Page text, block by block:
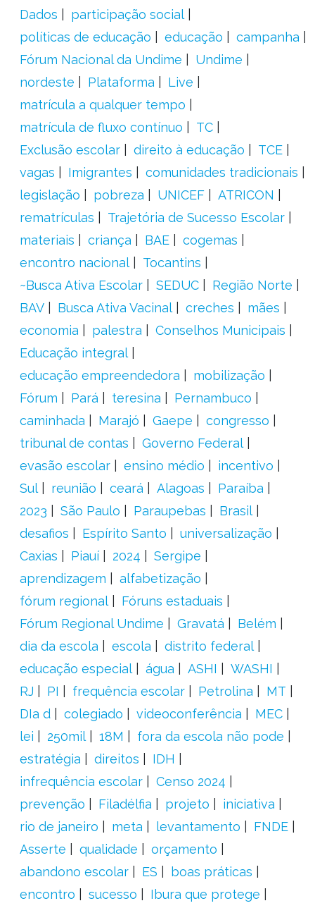
Dados
participação social
políticas de educação
educação
campanha
Fórum Nacional da Undime
Undime
nordeste
Plataforma
Live
matrícula a qualquer tempo
matrícula de fluxo contínuo
TC
Exclusão escolar
direito à educação
TCE
vagas
Imigrantes
comunidades tradicionais
legislação
pobreza UNICEF
ATRICON
rematrículas
Trajetória de Sucesso Escolar
materiais
criança BAE
cogemas
encontro nacional
Tocantins
~Busca Ativa Escolar
SEDUC
Região Norte
BAV
Busca Ativa Vacinal creches
mães
economia
palestra
Conselhos Municipais
Educação integral
educação empreendedora
mobilização
Fórum
Pará teresina
Pernambuco
caminhada
Marajó Gaepe
congresso
tribunal de contas
Governo Federal
evasão escolar
ensino médio
incentivo
Sul
reunião ceará Alagoas
Paraíba
2023
São Paulo Paraupebas
Brasil
desafios
Espírito Santo
universalização
Caxias
Piauí 2024
Sergipe
aprendizagem
alfabetização
fórum regional
Fóruns estaduais
Fórum Regional Undime
Gravatá
Belém
dia da escola
escola
distrito federal
educação especial
água ASHI
WASHI
RJ
PI frequência escolar Petrolina
MT
DIa d
colegiado videoconferência
MEC
lei
250mil 18M
fora da escola não pode
estratégia
direitos
IDH
infrequência escolar
Censo 2024
prevenção
Filadélfia projeto
iniciativa
rio de janeiro
meta levantamento
FNDE
Asserte
qualidade
orçamento
abandono escolar
ES
boas práticas
encontro
sucesso
Ibura que protege